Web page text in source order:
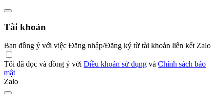
Tài khoản
Bạn đồng ý với việc Đăng nhập/Đăng ký từ tài khoản liên kết Zalo
Tôi đã đọc và đồng ý với Điều khoản sử dụng và Chính sách bảo
mật
Zalo